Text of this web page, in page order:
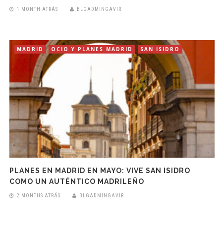
1 MONTH ATRÁS BLGADMINGAVIR
MADRID OCIO Y PLANES MADRID SAN ISIDRO
PLANES EN MADRID EN MAYO: VIVE SAN ISIDRO
COMO UN AUTÉNTICO MADRILEÑO
2 MONTHS ATRÁS BLGADMINGAVIR